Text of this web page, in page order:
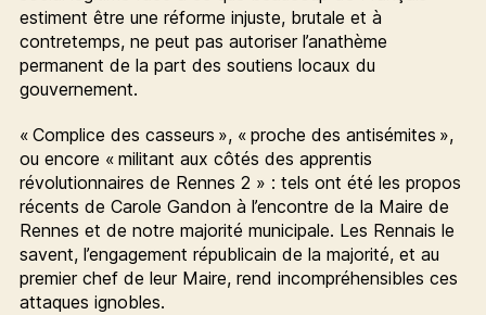
estiment être une réforme injuste, brutale et à
contretemps, ne peut pas autoriser l’anathème
permanent de la part des soutiens locaux du
gouvernement.
« Complice des casseurs », « proche des antisémites »,
ou encore « militant aux côtés des apprentis
révolutionnaires de Rennes 2 » : tels ont été les propos
récents de Carole Gandon à l’encontre de la Maire de
Rennes et de notre majorité municipale. Les Rennais le
savent, l’engagement républicain de la majorité, et au
premier chef de leur Maire, rend incompréhensibles ces
attaques ignobles.